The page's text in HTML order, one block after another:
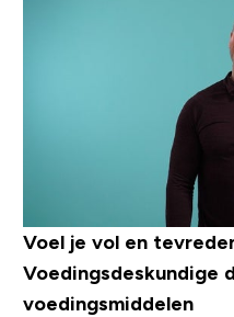
Voel je vol en
Voedingsdeskundige
voedingsmiddelen